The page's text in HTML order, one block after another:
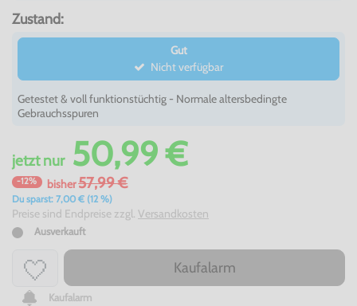
Zustand:
Gut
Nicht verfügbar
Getestet & voll funktionstüchtig - Normale altersbedingte
Gebrauchsspuren
jetztnur50,99 €
-12% bisher57,99 €
Du sparst: 7,00 € (12 %)
Preise sind Endpreise zzgl. Versandkosten
Ausverkauft
Kaufalarm
Kaufalarm